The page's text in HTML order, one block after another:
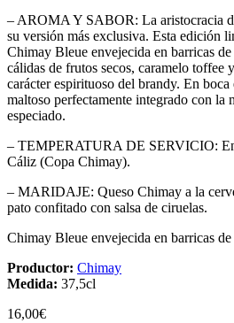
– AROMA Y SABOR: La aristocracia
su versión más exclusiva. Esta edición
Chimay Bleue envejecida en barricas
cálidas de frutos secos, caramelo toffee
carácter espirituoso del brandy. En
maltoso perfectamente integrado con la
especiado.
– TEMPERATURA DE SERVICIO:
Cáliz (Copa Chimay).
– MARIDAJE: Queso Chimay a la
pato confitado con salsa de ciruelas.
Chimay Bleue envejecida en barricas
Productor: Chimay
Medida: 37,5cl
16,00€